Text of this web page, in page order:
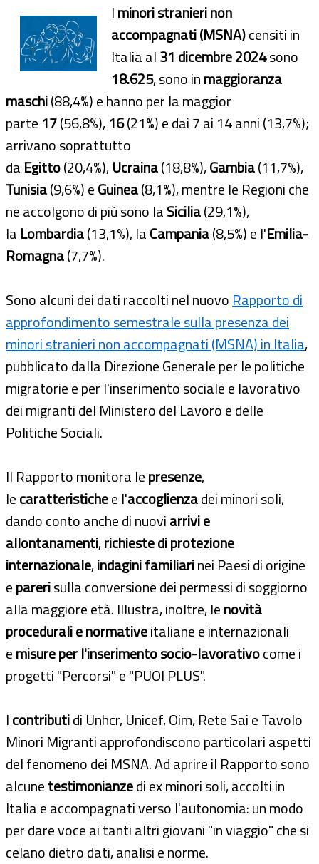
Iminori stranieri non
accompagnati (MSNA)censiti in
Italia al31 dicembre 2024sono
18.625, sono inmaggioranza
maschi(88,4%) e hanno per la maggior
parte 17(56,8%),16(21%) e dai 7 ai 14 anni (13,7%);
arrivano soprattutto
da Egitto(20,4%),Ucraina(18,8%),Gambia(11,7%),
Tunisia(9,6%) eGuinea(8,1%), mentre le Regioni che
ne accolgono di più sono laSicilia(29,1%),
la Lombardia(13,1%), laCampania(8,5%) e l'Emilia-
Romagna(7,7%).
Sono alcuni dei dati raccolti nel nuovo Rapporto di
approfondimento semestrale sulla presenza dei
minori stranieri non accompagnati (MSNA) in Italia,
pubblicato dalla Direzione Generale per le politiche
migratorie e per l'inserimento sociale e lavorativo
dei migranti del Ministero del Lavoro e delle
Politiche Sociali.
Il Rapporto monitora lepresenze,
lecaratteristichee l'accoglienzadei minori soli,
dando conto anche di nuoviarrivi e
allontanamenti,richieste di protezione
internazionale,indagini familiarinei Paesi di origine
eparerisulla conversione dei permessi di soggiorno
alla maggiore età. Illustra, inoltre, lenovità
procedurali e normativeitaliane e internazionali
emisure per l'inserimento socio-lavorativocome i
progetti "Percorsi" e "PUOI PLUS".
Icontributidi Unhcr, Unicef, Oim, Rete Sai e Tavolo
Minori Migranti approfondiscono particolari aspetti
del fenomeno dei MSNA. Ad aprire il Rapporto sono
alcunetestimonianzedi ex minori soli, accolti in
Italia e accompagnati verso l'autonomia: un modo
per dare voce ai tanti altri giovani "in viaggio" che si
celano dietro dati, analisi e norme.